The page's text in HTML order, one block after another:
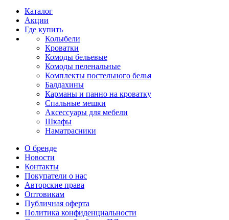
Каталог
Акции
Где купить
Колыбели
Кроватки
Комоды бельевые
Комоды пеленальные
Комплекты постельного белья
Балдахины
Карманы и панно на кроватку
Спальные мешки
Аксессуары для мебели
Шкафы
Наматрасники
О бренде
Новости
Контакты
Покупатели о нас
Авторские права
Оптовикам
Публичная оферта
Политика конфиденциальности